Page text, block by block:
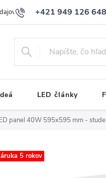
+421 949 126 648
Reklamačný poriadok
LED články
panel 40W 595x595 mm -
5 rokov